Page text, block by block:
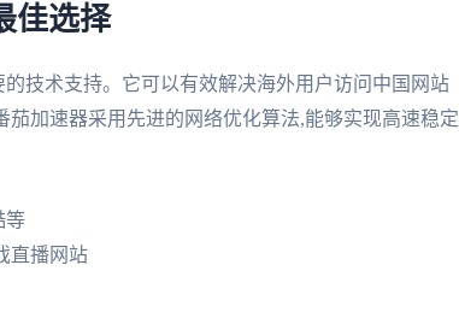
佳选择
技术支持。它可以有效解决海外用户访问中国网站
加速器采用先进的网络优化算法,能够实现高速稳定
等
直播网站